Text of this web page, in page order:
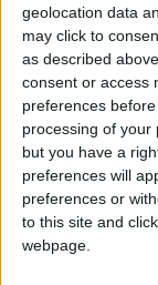
geolocation data
may click to
as described
consent or access
preferences
processing of your
but you have a
preferences will
preferences or
to this site and
webpage.
rencontre, Benoît
«L’attaquant
jouer le ballon
un regard
de but marseillais
qu’il commet est
gauche de
sol. L’arbitre a
identifiant la faute